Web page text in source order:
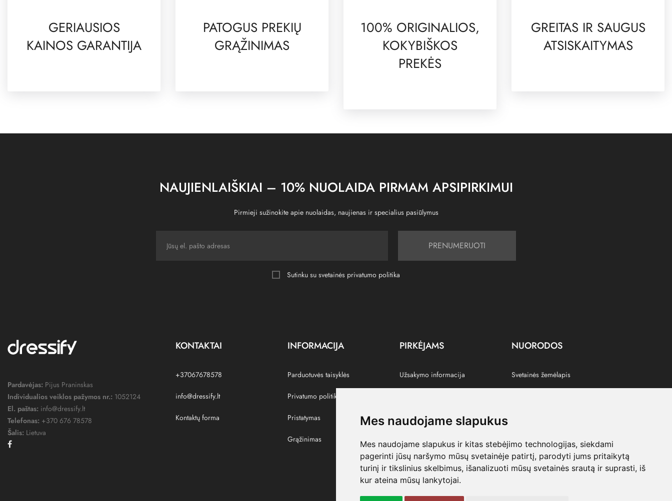
Mes naudojame slapukus
Mes naudojame slapukus ir kitas stebėjimo technologijas, siekdami
pagerinti jūsų naršymo mūsų svetainėje patirtį, parodyti jums pritaikytą
turinį ir tikslinius skelbimus, išanalizuoti mūsų svetainės srautą ir suprasti, iš
kur ateina mūsų lankytojai.
GERIAUSIOS
KAINOS GARANTIJA
PATOGUS PREKIŲ
GRĄŽINIMAS
100% ORIGINALIOS,
KOKYBIŠKOS
PREKĖS
GREITAS IR SAUGUS
ATSISKAITYMAS
NAUJIENLAIŠKIAI – 10% NUOLAIDA PIRMAM APSIPIRKIMUI
Pirmieji sužinokite apie nuolaidas, naujienas ir specialius pasiūlymus
PRENUMERUOTI
Sutinku su svetainės privatumo politika
Pardavėjas: Pijus Praninskas
Individualios veiklos pažymos nr.: 1052124
El. paštas: info@dressify.lt
Telefonas: +370 676 78578
Šalis: Lietuva
KONTAKTAI
+37067678578
info@dressify.lt
Kontaktų forma
INFORMACIJA
Parduotuvės taisyklės
Privatumo politika
Pristatymas
Grąžinimas
PIRKĖJAMS
Užsakymo informacija
Paskyra
Pamėgtos prekės
NUORODOS
Svetainės žemėlapis